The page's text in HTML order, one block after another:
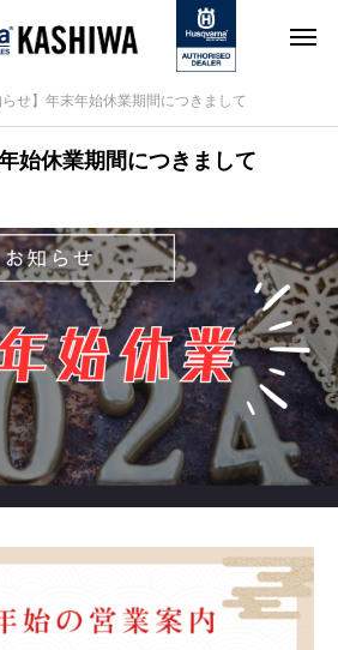
らせ】年末年始休業期間につきまして
始休業期間につきまして